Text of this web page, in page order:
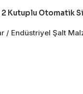
2 Kutuplu Otomatik
/ Endüstriyel Şalt